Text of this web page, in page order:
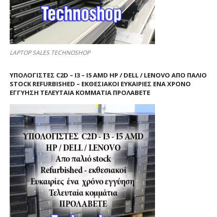
LAPTOP SALES TECHNOSHOP
ΥΠΟΛΟΓΙΣΤΕΣ C2D – I3 – I5 AMD HP / DELL / LENOVO ΑΠΟ ΠΑΛΙΌ
STOCK REFURBISHED – ΕΚΘΕΣΙΑΚΟΊ ΕΥΚΑΙΡΊΕΣ ΈΝΑ ΧΡΌΝΟ
ΕΓΓΎΗΣΗ ΤΕΛΕΥΤΑΊΑ ΚΟΜΜΆΤΙΑ ΠΡΟΛΑΒΕΤΕ